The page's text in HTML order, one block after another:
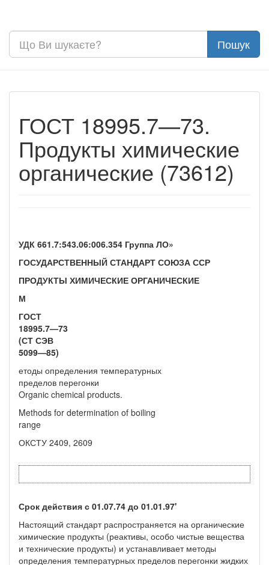
ГОСТ 18995.7—73.
Продукты химические
органические (73612)
УДК 661.7:543.06:006.354 Группа ЛО»
ГОСУДАРСТВЕННЫЙ СТАНДАРТ СОЮЗА ССР
ПРОДУКТЫ ХИМИЧЕСКИЕ ОРГАНИЧЕСКИЕ
М
ГОСТ
18995.7—73
(СТ СЭВ
5099—85)
етоды определения температурных
пределов перегонки
Organic chemical products.
Methods for determination of boiling
range
ОКСТУ 2409, 2609
Срок действия с 01.07.74 до 01.01.97'
Настоящий стандарт распространяется на органические
хими­ческие продукты (реактивы, особо чистые вещества
и техничес­кие продукты) и устанавливает методы
определения температур­ных пределов перегонки жидких